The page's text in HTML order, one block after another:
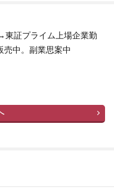
証プライム上場企業勤
売中。副業思案中